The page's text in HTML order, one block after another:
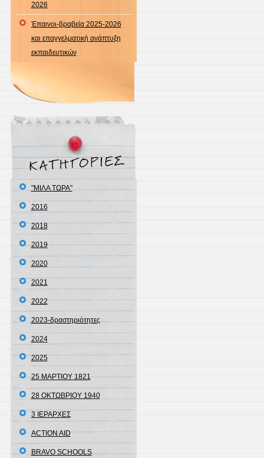
2026
Έπαινοι-βραβεία 2025-2026
και επαγγελματική ανάπτυξη
εκπαιδευτικών
"ΜΙΛΑ ΤΩΡΑ"
2016
2018
2019
2020
2021
2022
2023-δραστηριότητες
2024
2025
25 ΜΑΡΤΙΟΥ 1821
28 ΟΚΤΩΒΡΙΟΥ 1940
3 ΙΕΡΑΡΧΕΣ
ACTION AID
BRAVO SCHOOLS